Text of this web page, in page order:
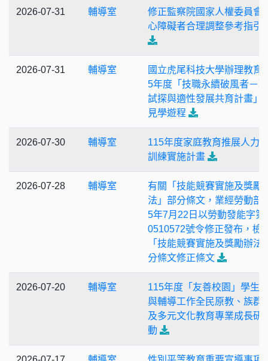
2026-07-31 輔導室
修正監察院國家人權委員會
心障礙者合理調整參考指引
2026-07-31 輔導室
國立虎尾科技大學辦理教育
5年度「技職永續破風者－
試探與適性發展共育計畫」
見學遊程
2026-07-30 輔導室
115年度家庭教育推展人力
訓練實施計畫
2026-07-28 輔導室
有關「技能競賽實施及獎勵
法」部分條文，業經勞動部
5年7月22日以勞動發能字第
0510572號令修正發布，檢
「技能競賽實施及獎勵辦法
分條文修正條文
2026-07-20 輔導室
115年度「友善校園」學生
與輔導工作全民原教、族群
及多元文化教育專業成長研
動